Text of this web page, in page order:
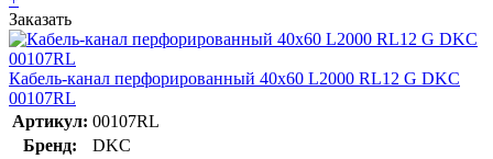
Заказать
Кабель-канал перфорированный 40х60 L2000 RL12 G DKC
00107RL
Артикул: 00107RL
Бренд:
DKC